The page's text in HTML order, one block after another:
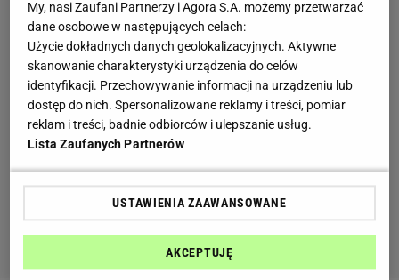
My, nasi Zaufani Partnerzy i Agora S.A. możemy przetwarzać
dane osobowe w następujących celach:
Użycie dokładnych danych geolokalizacyjnych. Aktywne
skanowanie charakterystyki urządzenia do celów
identyfikacji. Przechowywanie informacji na urządzeniu lub
dostęp do nich. Spersonalizowane reklamy i treści, pomiar
reklam i treści, badnie odbiorców i ulepszanie usług.
Lista Zaufanych Partnerów
USTAWIENIA ZAAWANSOWANE
AKCEPTUJĘ